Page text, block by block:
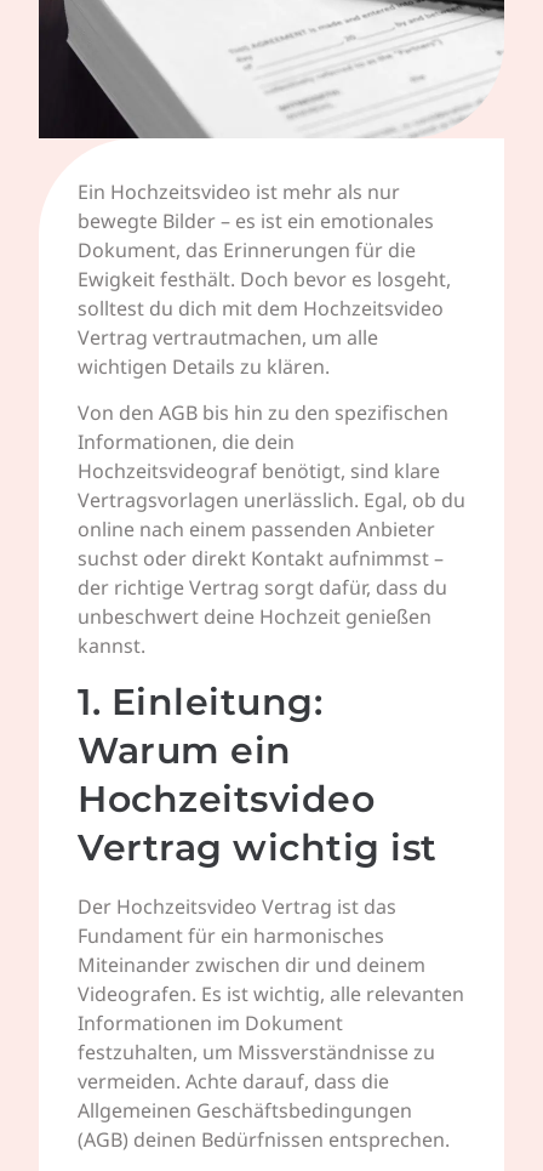
Ein Hochzeitsvideo ist mehr als nur
bewegte Bilder – es ist ein emotionales
Dokument, das Erinnerungen für die
Ewigkeit festhält. Doch bevor es losgeht,
solltest du dich mit dem Hochzeitsvideo
Vertrag vertrautmachen, um alle
wichtigen Details zu klären.
Von den AGB bis hin zu den spezifischen
Informationen, die dein
Hochzeitsvideograf benötigt, sind klare
Vertragsvorlagen unerlässlich. Egal, ob du
online nach einem passenden Anbieter
suchst oder direkt Kontakt aufnimmst –
der richtige Vertrag sorgt dafür, dass du
unbeschwert deine Hochzeit genießen
kannst.
1. Einleitung:
Warum ein
Hochzeitsvideo
Vertrag wichtig ist
Der Hochzeitsvideo Vertrag ist das
Fundament für ein harmonisches
Miteinander zwischen dir und deinem
Videografen. Es ist wichtig, alle relevanten
Informationen im Dokument
festzuhalten, um Missverständnisse zu
vermeiden. Achte darauf, dass die
Allgemeinen Geschäftsbedingungen
(AGB) deinen Bedürfnissen entsprechen.